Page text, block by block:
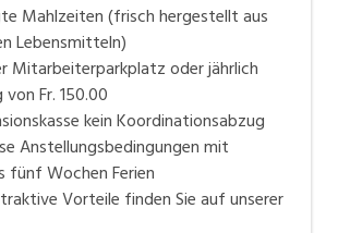
Mahlzeiten (frisch hergestellt aus
Lebensmitteln)
Mitarbeiterparkplatz oder jährlich
Fr. 150.00
kein Koordinationsabzug
Anstellungsbedingungen mit
fünf Wochen Ferien
Vorteile finden Sie auf unserer